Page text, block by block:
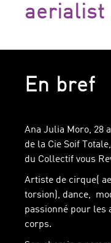
aerialist
En bref
Ana Julia Moro, 28
de la Cie Soif
du Collectif vous
Artiste de cirque(
torsion), dance,
passionné pour les
corps.